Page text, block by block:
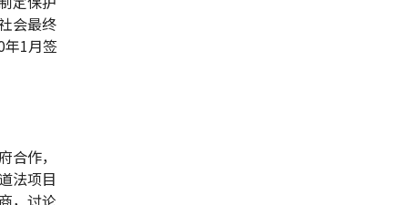
会最终
年1月签
作，
法项目
，讨论